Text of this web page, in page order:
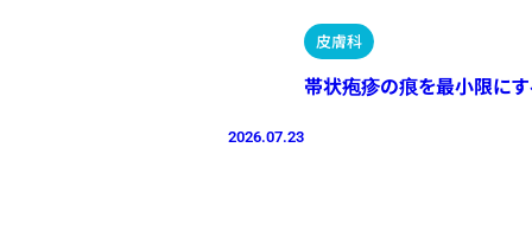
2026.07.23
皮膚科
帯状疱疹の痕を最小限にす